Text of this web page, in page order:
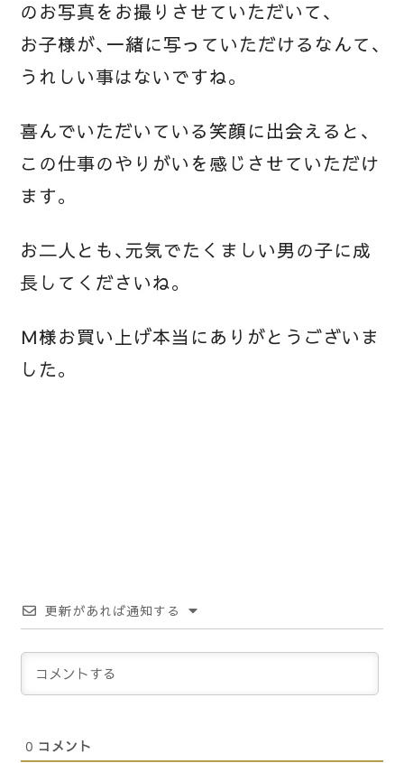
のお写真をお撮りさせていただいて、
お子様が、一緒に写っていただけるなんて、
うれしい事はないですね。
喜んでいただいている笑顔に出会えると、
この仕事のやりがいを感じさせていただけ
ます。
お二人とも、元気でたくましい男の子に成
長してくださいね。
Ｍ様お買い上げ本当にありがとうございま
した。
更新があれば通知する
0 コメント